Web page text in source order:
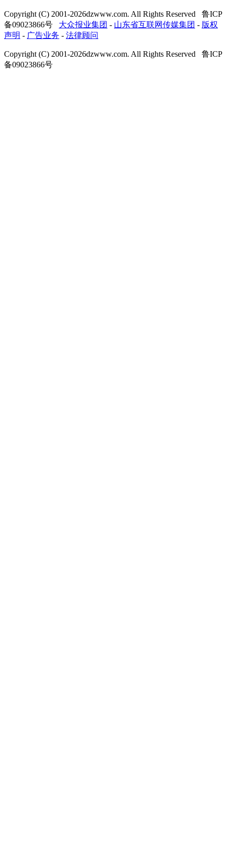
Copyright (C) 2001-2026dzwww.com. All Rights Reserved 鲁ICP
备09023866号 大众报业集团 - 山东省互联网传媒集团 - 版权
声明 - 广告业务 - 法律顾问
Copyright (C) 2001-2026dzwww.com. All Rights Reserved 鲁ICP
备09023866号